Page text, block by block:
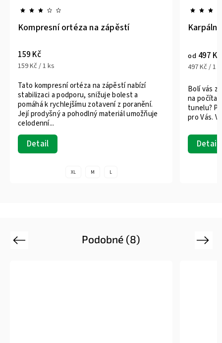
Kompresní ortéza na zápěstí
159 Kč
159 Kč / 1 ks
Detail
Tato kompresní ortéza na zápěstí nabízí
stabilizaci a podporu, snižuje bolest a
pomáhá k rychlejšímu zotavení z poranění.
Její prodyšný a pohodlný materiál umožňuje
celodenní...
XL M L
od 497 Kč
497 Kč / 1
Detail
Bolí vás
na
tunelu?
pro Vás.
Podobné (8)
Previous Next